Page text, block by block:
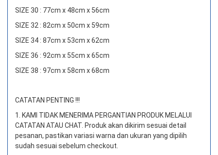
SIZE 30 : 77cm x 48cm x 56cm
SIZE 32 : 82cm x 50cm x 59cm
SIZE 34 : 87cm x 53cm x 62cm
SIZE 36 : 92cm x 55cm x 65cm
SIZE 38 : 97cm x 58cm x 68cm
CATATAN PENTING !!!
1. KAMI TIDAK MENERIMA PERGANTIAN PRODUK MELALUI
CATATAN ATAU CHAT. Produk akan dikirim sesuai detail
pesanan, pastikan variasi warna dan ukuran yang dipilih
sudah sesuai sebelum checkout.